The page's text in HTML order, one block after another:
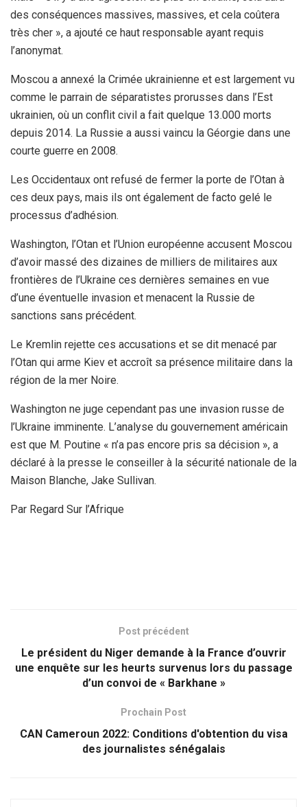
des conséquences massives, massives, et cela coûtera
très cher », a ajouté ce haut responsable ayant requis
l’anonymat.
Moscou a annexé la Crimée ukrainienne et est largement vu
comme le parrain de séparatistes prorusses dans l’Est
ukrainien, où un conflit civil a fait quelque 13.000 morts
depuis 2014. La Russie a aussi vaincu la Géorgie dans une
courte guerre en 2008.
Les Occidentaux ont refusé de fermer la porte de l’Otan à
ces deux pays, mais ils ont également de facto gelé le
processus d’adhésion.
Washington, l’Otan et l’Union européenne accusent Moscou
d’avoir massé des dizaines de milliers de militaires aux
frontières de l’Ukraine ces dernières semaines en vue
d’une éventuelle invasion et menacent la Russie de
sanctions sans précédent.
Le Kremlin rejette ces accusations et se dit menacé par
l’Otan qui arme Kiev et accroît sa présence militaire dans la
région de la mer Noire.
Washington ne juge cependant pas une invasion russe de
l’Ukraine imminente. L’analyse du gouvernement américain
est que M. Poutine « n’a pas encore pris sa décision », a
déclaré à la presse le conseiller à la sécurité nationale de la
Maison Blanche, Jake Sullivan.
Par Regard Sur l’Afrique
Post précédent
Le président du Niger demande à la France d’ouvrir
une enquête sur les heurts survenus lors du passage
d’un convoi de « Barkhane »
Prochain Post
CAN Cameroun 2022: Conditions d'obtention du visa
des journalistes sénégalais